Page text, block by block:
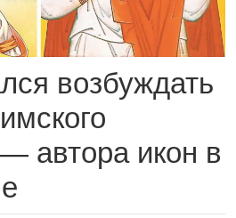
возбуждать
автора икон в